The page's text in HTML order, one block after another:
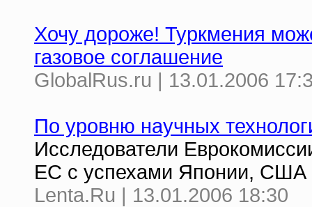
Хочу дороже! Туркмения
газовое соглашение
GlobalRus.ru | 13.01.2006
По уровню научных
Исследователи
ЕС с успехами Японии, США
Lenta.Ru | 13.01.2006 18:30